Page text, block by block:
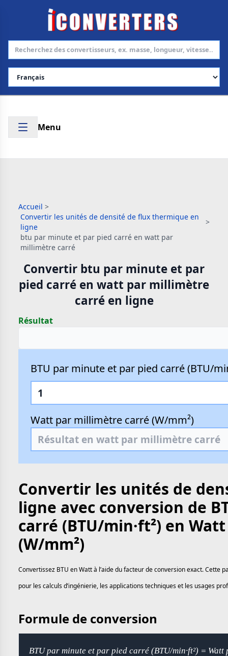
Choisir la langue
Menu
Accueil >
Convertir les unités de densité de flux thermique en
ligne
>
btu par minute et par pied carré en watt par
millimètre carré
Convertir btu par minute et par
pied carré en watt par millimètre
carré en ligne
Résultat
BTU par minute et par pied carré (BTU/
Watt par millimètre carré (W/mm²)
Convertir les unités de
ligne avec conversion de
carré (BTU/min·ft²) en
(W/mm²)
Convertissez BTU en Watt à l’aide du facteur de conversion exact.
pour les calculs d’ingénierie, les applications techniques et les usages
Formule de conversion
BTU par minute et par pied carré (BTU/min·ft²) =